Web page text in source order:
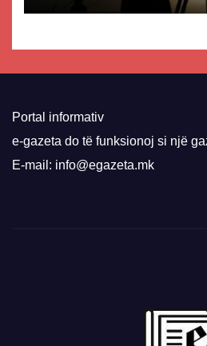
Portal informativ
e-gazeta do të funksionoj si një
E-mail: info@egazeta.mk